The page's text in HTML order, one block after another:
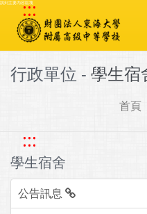
跳到主要內容區塊
:::
行政單位 - 學生宿
首頁
:::
學生宿舍
公告訊息